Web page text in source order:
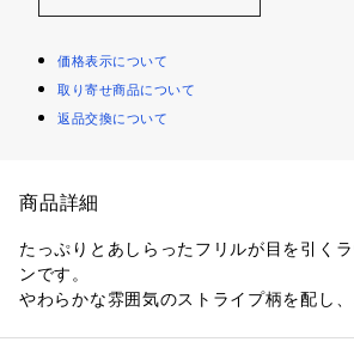
価格表示について
取り寄せ商品について
返品交換について
商品詳細
たっぷりとあしらったフリルが目を引く
ンです。
やわらかな雰囲気のストライプ柄を配し、